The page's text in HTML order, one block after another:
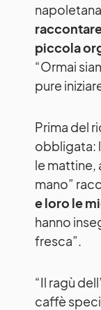
piccola
“Ormai
pure
Prima del
obbligata:
le mattine,
mano”
e loro le
hanno
fresca”.
“Il ragù
caffè